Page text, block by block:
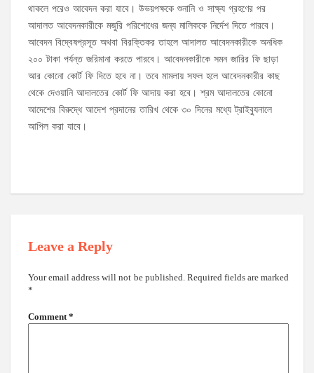
থাকলে পরেও আবেদন করা যাবে। উভয়পক্ষকে শুনানি ও সাক্ষ্য গ্রহণের পর
আদালত আবেদনকারীকে মজুরি পরিশোধের জন্য মালিককে নির্দেশ দিতে পারবে।
আবেদন বিদ্বেষপ্রসূত অথবা বিরক্তিকর তাহলে আদালত আবেদনকারীকে অনধিক
২০০ টাকা পর্যন্ত জরিমানা করতে পারবে। আবেদনকারীকে সমন জারির ফি ছাড়া
আর কোনো কোর্ট ফি দিতে হবে না। তবে মামলায় সফল হলে আবেদনকারীর কাছ
থেকে দেওয়ানি আদালতের কোর্ট ফি আদায় করা হবে। শ্রম আদালতের কোনো
আদেশের বিরুদ্ধে আদেশ প্রদানের তারিখ থেকে ৩০ দিনের মধ্যে ট্রাইব্যুনালে
আপিল করা যাবে।
Leave a Reply
Your email address will not be published. Required fields are marked
*
Comment *